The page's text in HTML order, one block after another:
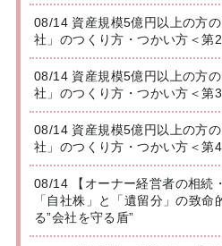
08/14 資産規模5億円以上の方
社」のつくり方・つかい方＜第
08/14 資産規模5億円以上の方
社」のつくり方・つかい方＜第
08/14 資産規模5億円以上の方
社」のつくり方・つかい方＜第
08/14 【オーナー経営者の相続
「自社株」と「遺留分」の致
る”会社を守る盾”